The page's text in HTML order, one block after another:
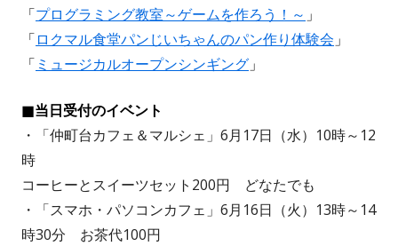
「プログラミング教室～ゲームを作ろう！～ 」
「ロクマル食堂パンじいちゃんのパン作り体験会 」
「 ミュージカルオープンシンギング 」
■当日受付のイベント
・「仲町台カフェ＆マルシェ」6月17日（水）10時～12
時
コーヒーとスイーツセット200円 どなたでも
・「スマホ・パソコンカフェ」6月16日（火）13時～14
時30分 お茶代100円